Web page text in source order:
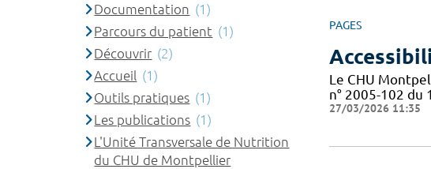
PAGES
Le CHU
n° 2005-102
27/03/2026 11:35
Documentation (1)
Parcours du patient (1)
Découvrir (2)
Accueil (1)
Outils pratiques (1)
Les publications (1)
L'Unité Transversale de Nutrition
du CHU de Montpellier